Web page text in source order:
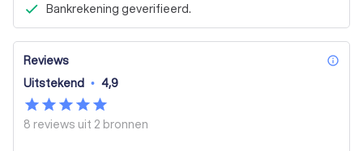
Bankrekening geverifieerd.
Reviews
Uitstekend • 4,9
8 reviews uit 2 bronnen